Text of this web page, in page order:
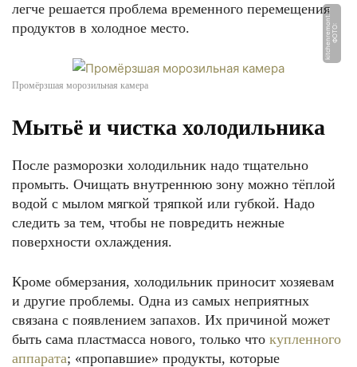
легче решается проблема временного перемещения
продуктов в холодное место.
Ф
О
Т
О:
ki
t
c
h
e
n
r
e
m
o
n
t.
r
u
Промёрзшая морозильная камера
Мытьё и чистка холодильника
После разморозки холодильник надо тщательно
промыть. Очищать внутреннюю зону можно тёплой
водой с мылом мягкой тряпкой или губкой. Надо
следить за тем, чтобы не повредить нежные
поверхности охлаждения.
Кроме обмерзания, холодильник приносит хозяевам
и другие проблемы. Одна из самых неприятных
связана с появлением запахов. Их причиной может
быть сама пластмасса нового, только что купленного
аппарата; «пропавшие» продукты, которые